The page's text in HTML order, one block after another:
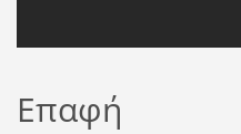
Επαφή